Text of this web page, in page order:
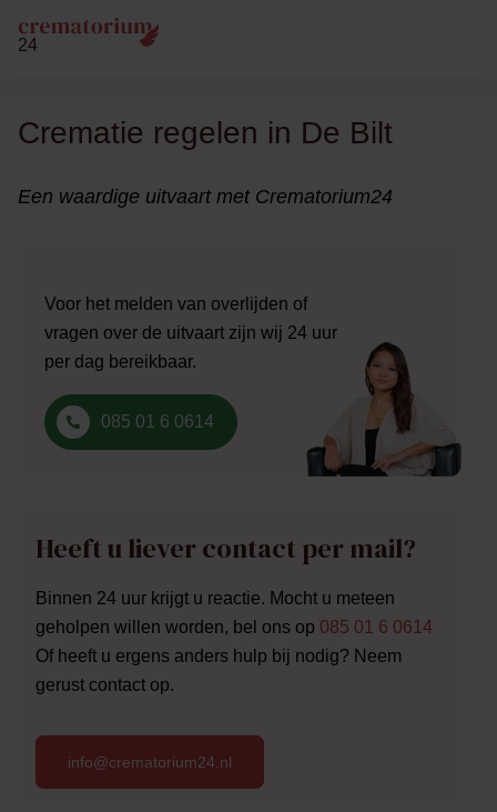
24
Crematie regelen in De Bilt
Een waardige uitvaart met Crematorium24
Voor het melden van overlijden of
vragen over de uitvaart zijn wij 24 uur
per dag bereikbaar.
085 01 6 0614
Heeft u liever contact per mail?
Binnen 24 uur krijgt u reactie. Mocht u meteen
geholpen willen worden, bel ons op 085 01 6 0614
Of heeft u ergens anders hulp bij nodig? Neem
gerust contact op.
info@crematorium24.nl